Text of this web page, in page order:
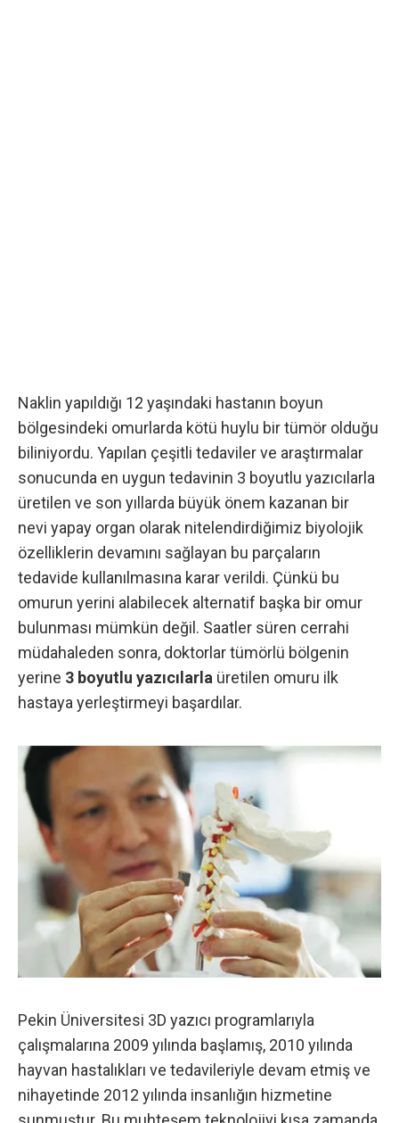
Naklin yapıldığı 12 yaşındaki hastanın boyun
bölgesindeki omurlarda kötü huylu bir tümör olduğu
biliniyordu. Yapılan çeşitli tedaviler ve araştırmalar
sonucunda en uygun tedavinin 3 boyutlu yazıcılarla
üretilen ve son yıllarda büyük önem kazanan bir
nevi yapay organ olarak nitelendirdiğimiz biyolojik
özelliklerin devamını sağlayan bu parçaların
tedavide kullanılmasına karar verildi. Çünkü bu
omurun yerini alabilecek alternatif başka bir omur
bulunması mümkün değil. Saatler süren cerrahi
müdahaleden sonra, doktorlar tümörlü bölgenin
yerine 3 boyutlu yazıcılarla üretilen omuru ilk
hastaya yerleştirmeyi başardılar.
Pekin Üniversitesi 3D yazıcı programlarıyla
çalışmalarına 2009 yılında başlamış, 2010 yılında
hayvan hastalıkları ve tedavileriyle devam etmiş ve
nihayetinde 2012 yılında insanlığın hizmetine